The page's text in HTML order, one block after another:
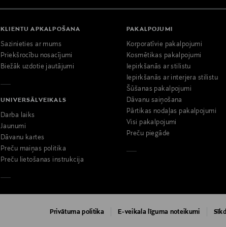
KLIENTU APKALPOŠANA
Sazinieties ar mums
Priekšrocību nosacījumi
Biežāk uzdotie jautājumi
UNIVERSĀLVEIKALS
Darba laiks
Jaunumi
Dāvanu kartes
Preču maiņas politika
Preču lietošanas instrukcija
PAKALPOJUMI
Korporatīvie pakalpojumi
Kosmētikas pakalpojumi
Iepirkšanās ar stilistu
Iepirkšanās ar interjera stilistu
Šūšanas pakalpojumi
Dāvanu saiņošana
Pārtikas nodaļas pakalpojumi
Visi pakalpojumi
Preču piegāde
Privātuma politika E-veikala līguma noteikumi